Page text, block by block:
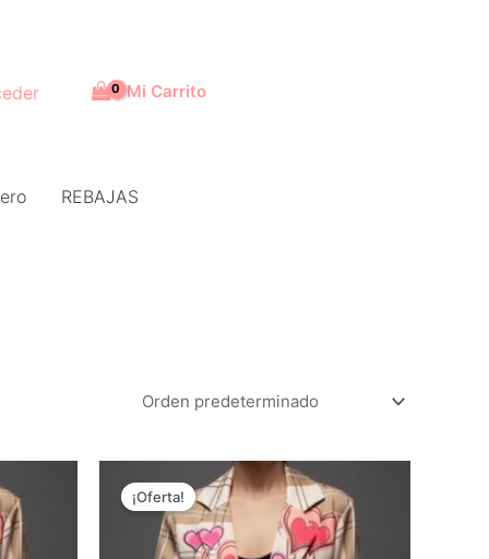
Mi Carrito
REBAJAS
¡Oferta!
precio
original
era:
$750.00.
El
precio
actual
es:
$700.00.